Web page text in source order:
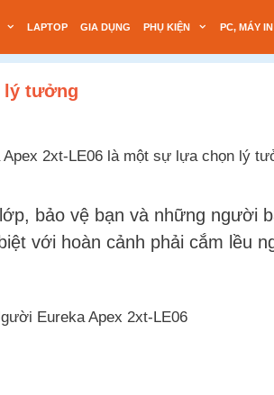
LAPTOP GIA DỤNG PHỤ KIỆN PC, MÁY IN
lý tưởng
bảo vệ bạn và những người
với hoàn cảnh phải cắm lều
Eureka Apex 2xt-LE06